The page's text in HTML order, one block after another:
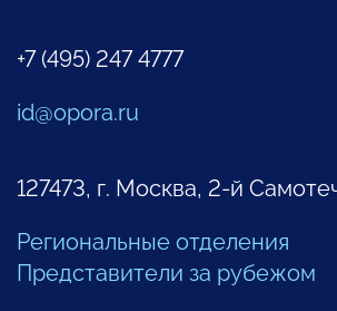
+7 (495) 247 4777
id@opora.ru
127473, г. Москва, 2-й
Региональные отделения
Представители за рубежом